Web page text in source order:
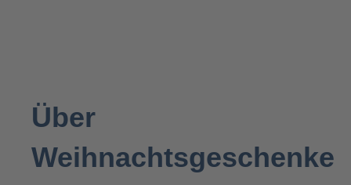
Über
Weihnachtsgeschenke